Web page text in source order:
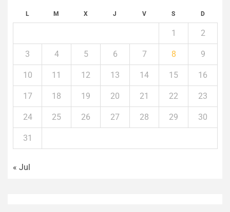
L M X J V S D
1 2
3 4 5 6 7 8 9
10 11 12 13 14 15 16
17 18 19 20 21 22 23
24 25 26 27 28 29 30
31
« Jul